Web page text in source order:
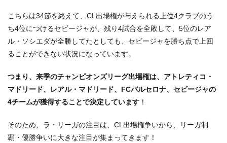
こちらは34節を終えて、CL出場権が与えられる上位4クラブのう
ち4位につけるセビージャが、残り4試合を全敗して、5位のレア
ル・ソシエダが全勝してたとしても、セビージャを勝ち点で上回
ることができない状況になっています。
つまり、来季のチャンピオンズリーグ出場権は、アトレティコ・
マドリード、レアル・マドリード、FCバルセロナ、セビージャの
4チームが獲得することで決定しています ！
そのため、ラ・リーガの注目は、CL出場権争いから、リーガ制
覇・優勝争いに大きな注目が集まってきます！